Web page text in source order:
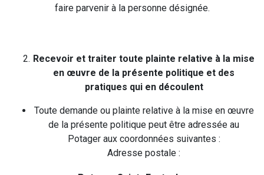
faire parvenir à la personne désignée.
Recevoir et traiter toute plainte relative à la mise
en œuvre de la présente politique et des
pratiques qui en découlent
Toute demande ou plainte relative à la mise en œuvre
de la présente politique peut être adressée au
Potager aux coordonnées suivantes :
Adresse postale :